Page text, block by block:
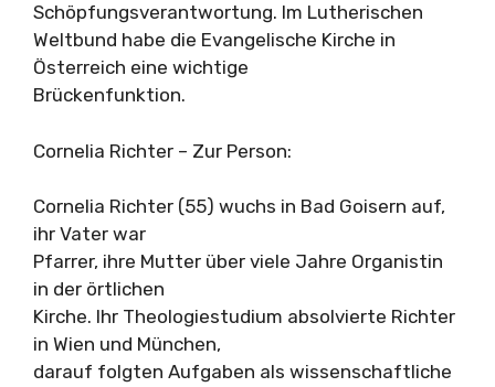
Schöpfungsverantwortung. Im Lutherischen
Weltbund habe die Evangelische Kirche in
Österreich eine wichtige
Brückenfunktion.
Cornelia Richter – Zur Person:
Cornelia Richter (55) wuchs in Bad Goisern auf,
ihr Vater war
Pfarrer, ihre Mutter über viele Jahre Organistin
in der örtlichen
Kirche. Ihr Theologiestudium absolvierte Richter
in Wien und München,
darauf folgten Aufgaben als wissenschaftliche